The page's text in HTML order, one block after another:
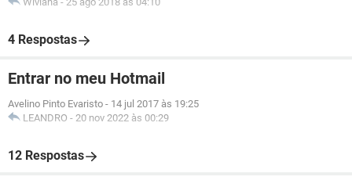
4 Respostas
Entrar no meu Hotmail
Avelino Pinto Evaristo - 14 jul 2017 às 19:25
LEANDRO - 20 nov 2022 às 00:29
12 Respostas